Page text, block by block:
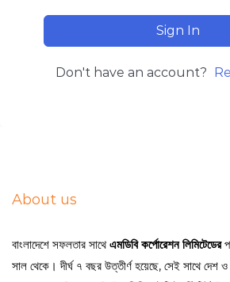
Sign In
Don't have an account?
About us
বাংলাদেশে সফলতার সাথেএমডিবি কর্পোরেশন লিমিটেডের
সাল থেকে। দীর্ঘ ৭ বছর উত্তীর্ণ হয়েছে, সেই সাথে দেশ